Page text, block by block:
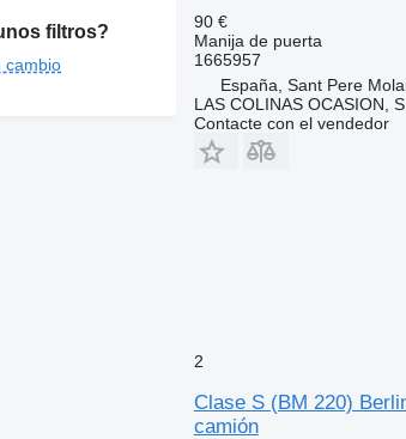
filtros?
cambio
90 €
Manija de puerta
1665957
España, Sant Pere
LAS COLINAS OCASION,
Contacte con el vendedor
2
Clase S (BM 220)
camión